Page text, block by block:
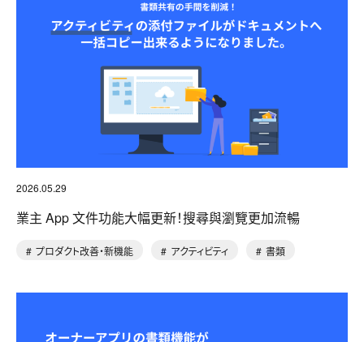
2026.05.29
業主 App 文件功能大幅更新！搜尋與瀏覽更加流暢
プロダクト改善・新機能 アクティビティ 書類